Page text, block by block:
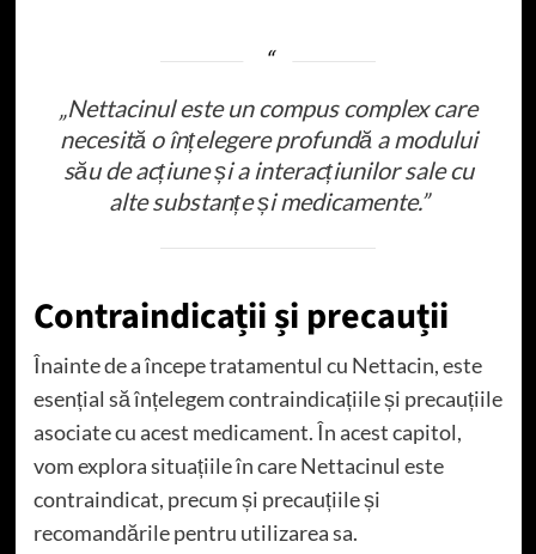
„Nettacinul este un compus complex care
necesită o înțelegere profundă a modului
său de acțiune și a interacțiunilor sale cu
alte substanțe și medicamente.”
Contraindicații și precauții
Înainte de a începe tratamentul cu Nettacin, este
esențial să înțelegem contraindicațiile și precauțiile
asociate cu acest medicament. În acest capitol,
vom explora situațiile în care Nettacinul este
contraindicat, precum și precauțiile și
recomandările pentru utilizarea sa.